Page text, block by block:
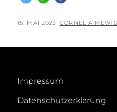
POSTED
15. MAI 2023 BY
CORNELIA MEWIS
Impressum
Datenschutzerklärung